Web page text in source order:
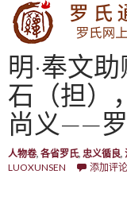
SKIP TO CONTENT
明·奉文
石（担）
尚义——
人物卷, 各省罗氏, 忠义循良,
LUOXUNSEN
添加评论